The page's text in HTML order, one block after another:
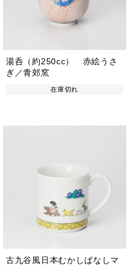
湯呑（約250cc） 赤絵うさ
ぎ／青郊窯
在庫切れ
古九谷風日本むかしばなしマ